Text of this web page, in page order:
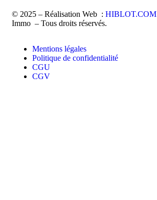
© 2025 – Réalisation Web : HIBLOT.COM
Immo – Tous droits réservés.
Mentions légales
Politique de confidentialité
CGU
CGV